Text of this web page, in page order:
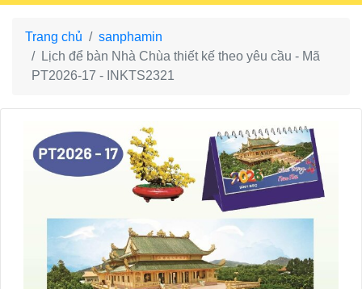
Trang chủ
sanphamin
Lịch để bàn Nhà Chùa thiết kế theo yêu cầu - Mã
PT2026-17 - INKTS2321